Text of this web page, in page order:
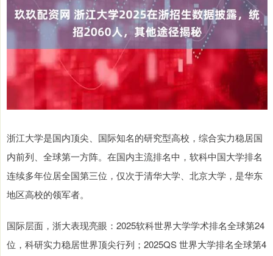
浙江大学是国内顶尖、国际知名的研究型高校，综合实力稳居国
内前列、全球第一方阵。在国内主流排名中，软科中国大学排名
连续多年位居全国第三位，仅次于清华大学、北京大学，是华东
地区高校的领军者。
国际层面，浙大表现亮眼：2025软科世界大学学术排名全球第24
位，科研实力稳居世界顶尖行列；2025QS 世界大学排名全球第4